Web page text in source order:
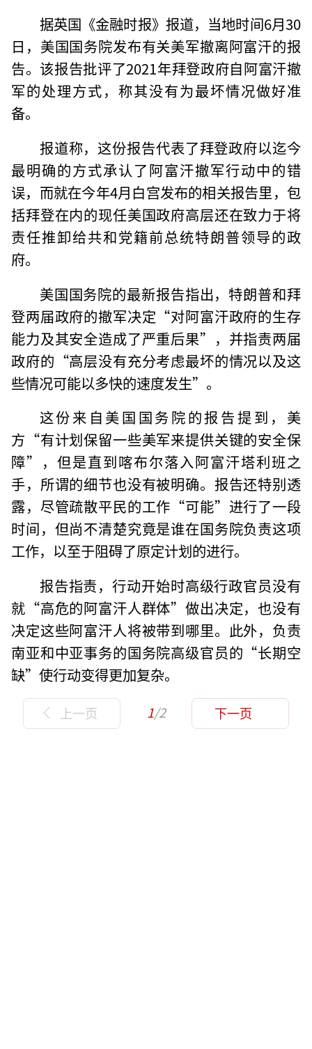
据英国《金融时报》报道，当地时间6月30
日，美国国务院发布有关美军撤离阿富汗的报
告。该报告批评了2021年拜登政府自阿富汗撤
军的处理方式，称其没有为最坏情况做好准
备。
报道称，这份报告代表了拜登政府以迄今
最明确的方式承认了阿富汗撤军行动中的错
误，而就在今年4月白宫发布的相关报告里，包
括拜登在内的现任美国政府高层还在致力于将
责任推卸给共和党籍前总统特朗普领导的政
府。
美国国务院的最新报告指出，特朗普和拜
登两届政府的撤军决定“对阿富汗政府的生存
能力及其安全造成了严重后果”，并指责两届
政府的“高层没有充分考虑最坏的情况以及这
些情况可能以多快的速度发生”。
这份来自美国国务院的报告提到，美
方“有计划保留一些美军来提供关键的安全保
障”，但是直到喀布尔落入阿富汗塔利班之
手，所谓的细节也没有被明确。报告还特别透
露，尽管疏散平民的工作“可能”进行了一段
时间，但尚不清楚究竟是谁在国务院负责这项
工作，以至于阻碍了原定计划的进行。
报告指责，行动开始时高级行政官员没有
就“高危的阿富汗人群体”做出决定，也没有
决定这些阿富汗人将被带到哪里。此外，负责
南亚和中亚事务的国务院高级官员的“长期空
缺”使行动变得更加复杂。
上一页 1/2 下一页